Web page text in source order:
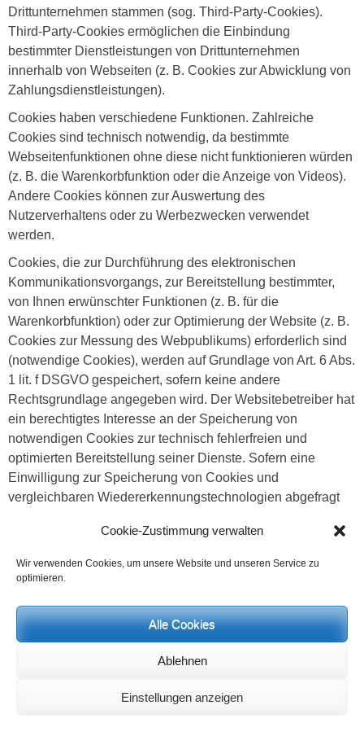
Cookie-Zustimmung verwalten
Wir verwenden Cookies, um unsere Website und unseren Service zu
optimieren.
Alle Cookies
Ablehnen
Einstellungen anzeigen
Drittunternehmen stammen (sog. Third-Party-Cookies).
Third-Party-Cookies ermöglichen die Einbindung
bestimmter Dienstleistungen von Drittunternehmen
innerhalb von Webseiten (z. B. Cookies zur Abwicklung von
Zahlungsdienstleistungen).
Cookies haben verschiedene Funktionen. Zahlreiche
Cookies sind technisch notwendig, da bestimmte
Webseitenfunktionen ohne diese nicht funktionieren würden
(z. B. die Warenkorbfunktion oder die Anzeige von Videos).
Andere Cookies können zur Auswertung des
Nutzerverhaltens oder zu Werbezwecken verwendet
werden.
Cookies, die zur Durchführung des elektronischen
Kommunikationsvorgangs, zur Bereitstellung bestimmter,
von Ihnen erwünschter Funktionen (z. B. für die
Warenkorbfunktion) oder zur Optimierung der Website (z. B.
Cookies zur Messung des Webpublikums) erforderlich sind
(notwendige Cookies), werden auf Grundlage von Art. 6 Abs.
1 lit. f DSGVO gespeichert, sofern keine andere
Rechtsgrundlage angegeben wird. Der Websitebetreiber hat
ein berechtigtes Interesse an der Speicherung von
notwendigen Cookies zur technisch fehlerfreien und
optimierten Bereitstellung seiner Dienste. Sofern eine
Einwilligung zur Speicherung von Cookies und
vergleichbaren Wiedererkennungstechnologien abgefragt
Grundlage dieser Einwilligung (Art. 6 Abs. 1 lit. a DSGVO
widerrufbar.
Sie können Ihren Browser so einstellen, dass Sie über das
Setzen von Cookies informiert werden und Cookies nur im
Einzelfall erlauben, die Annahme von Cookies für bestimmte
Fälle oder generell ausschließen sowie das automatische
aktivieren. Bei der Deaktivierung von Cookies kann die